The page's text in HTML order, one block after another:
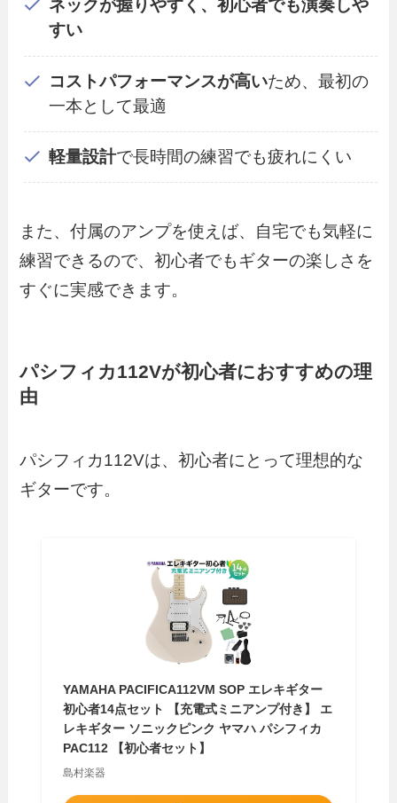
ネックが握りやすく、初心者でも演奏しや
すい
コストパフォーマンスが高いため、最初の
一本として最適
軽量設計で長時間の練習でも疲れにくい
また、付属のアンプを使えば、自宅でも気軽に
練習できるので、初心者でもギターの楽しさを
すぐに実感できます。
パシフィカ112Vが初心者におすすめの理
由
パシフィカ112Vは、初心者にとって理想的な
ギターです。
YAMAHA PACIFICA112VM SOP エレキギター
初心者14点セット 【充電式ミニアンプ付き】 エ
レキギター ソニックピンク ヤマハ パシフィカ
PAC112 【初心者セット】
島村楽器